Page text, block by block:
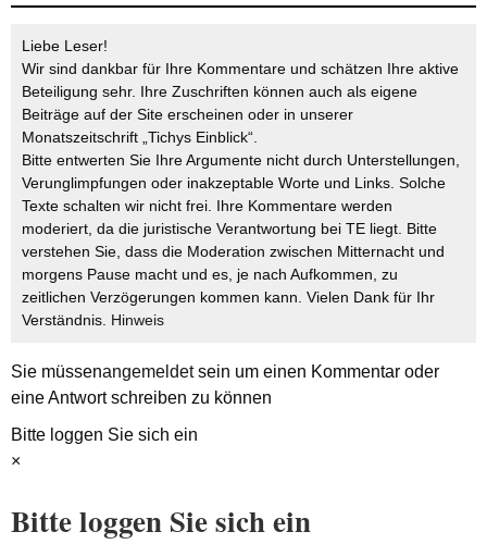
Liebe Leser!
Wir sind dankbar für Ihre Kommentare und schätzen Ihre aktive
Beteiligung sehr. Ihre Zuschriften können auch als eigene
Beiträge auf der Site erscheinen oder in unserer
Monatszeitschrift „Tichys Einblick“.
Bitte entwerten Sie Ihre Argumente nicht durch Unterstellungen,
Verunglimpfungen oder inakzeptable Worte und Links. Solche
Texte schalten wir nicht frei. Ihre Kommentare werden
moderiert, da die juristische Verantwortung bei TE liegt. Bitte
verstehen Sie, dass die Moderation zwischen Mitternacht und
morgens Pause macht und es, je nach Aufkommen, zu
zeitlichen Verzögerungen kommen kann. Vielen Dank für Ihr
Verständnis. Hinweis
Sie müssenangemeldetsein um einen Kommentar oder
eine Antwort schreiben zu können
Bitte loggen Sie sich ein
×
Bitte loggen Sie sich ein